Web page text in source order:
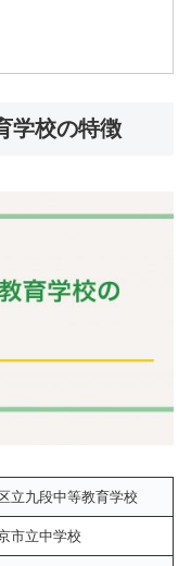
学校の特徴
立九段中等教育学校
市立中学校